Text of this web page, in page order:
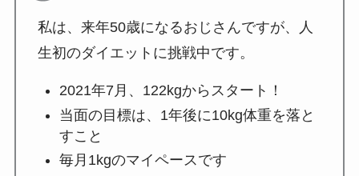
私は、来年50歳になるおじさんですが、人
生初のダイエットに挑戦中です。
2021年7月、122kgからスタート！
当面の目標は、1年後に10kg体重を落と
すこと
毎月1kgのマイペースです